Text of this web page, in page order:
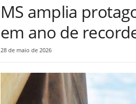
MS amplia
em ano de
28 de maio de 2026